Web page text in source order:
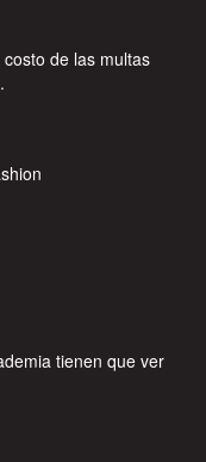
costo de las multas
tienen que ver